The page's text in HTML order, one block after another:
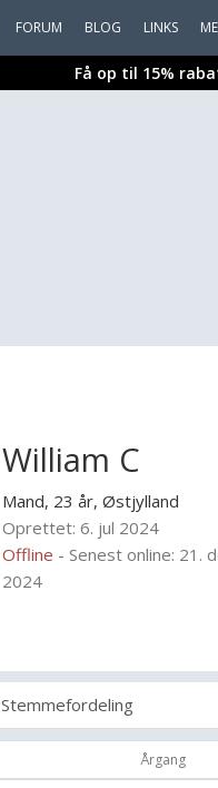
FORUM BLOG LINKS
Få op til 15%
William C
Mand, 23 år,Østjylland
Oprettet: 6. jul 2024
Offline - Senest online: 21.
2024
Stemmefordeling
Årgang